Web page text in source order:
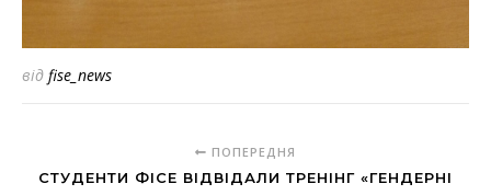
від fise_news
ПОПЕРЕДНЯ
СТУДЕНТИ ФІСЕ ВІДВІДАЛИ ТРЕНІНГ «ГЕНДЕРНІ